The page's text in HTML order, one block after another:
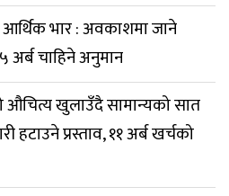
आर्थिक भार : अवकाशमा जाने
अर्ब चाहिने अनुमान
खुलाउँदै सामान्यको सात
हटाउने प्रस्ताव, ११ अर्ब खर्चको